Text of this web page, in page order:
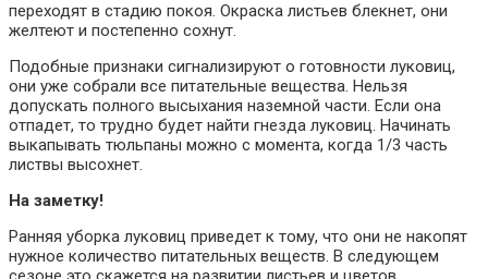
переходят в стадию покоя. Окраска листьев блекнет, они
желтеют и постепенно сохнут.
Подобные признаки сигнализируют о готовности луковиц,
они уже собрали все питательные вещества. Нельзя
допускать полного высыхания наземной части. Если она
отпадет, то трудно будет найти гнезда луковиц. Начинать
выкапывать тюльпаны можно с момента, когда 1/3 часть
листвы высохнет.
На заметку!
Ранняя уборка луковиц приведет к тому, что они не накопят
нужное количество питательных веществ. В следующем